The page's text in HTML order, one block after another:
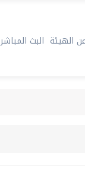
الهيئة البث المباشر